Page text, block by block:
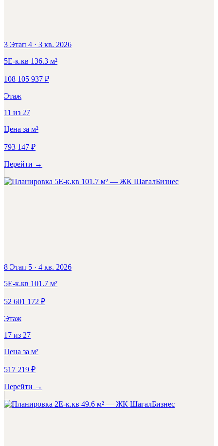
3 Этап 4 · 3 кв. 2026
5Е-к.кв 136.3 м²
108 105 937 ₽
Этаж
11 из 27
Цена за м²
793 147 ₽
Перейти →
Бизнес
8 Этап 5 · 4 кв. 2026
5Е-к.кв 101.7 м²
52 601 172 ₽
Этаж
17 из 27
Цена за м²
517 219 ₽
Перейти →
Бизнес